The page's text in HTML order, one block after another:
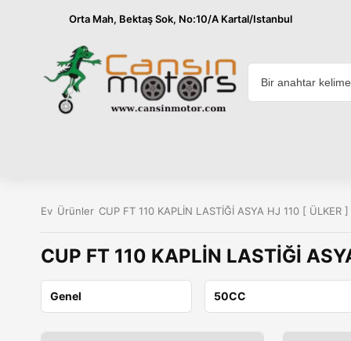
Orta Mah, Bektaş Sok, No:10/A Kartal/Istanbul
Ev Ürünler CUP FT 110 KAPLİN LASTİĞİ ASYA HJ 110 [ ÜLKER ]
CUP FT 110 KAPLİN LASTİĞİ
Genel 50CC